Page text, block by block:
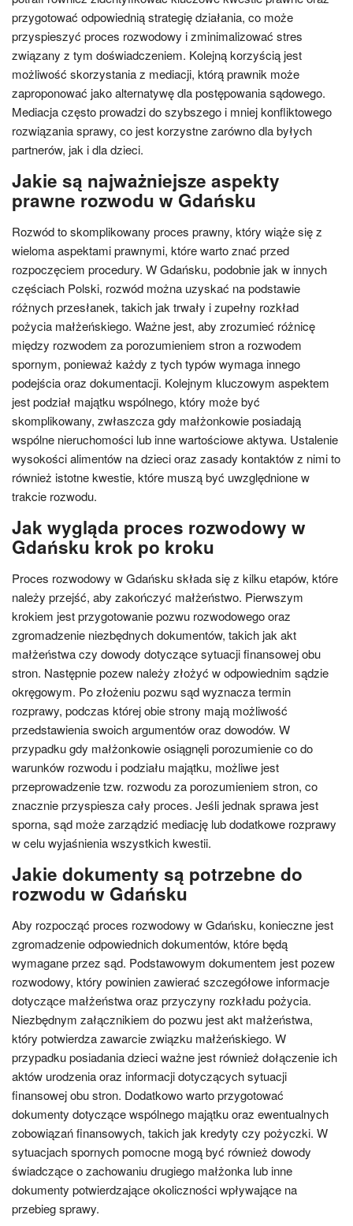
przygotować odpowiednią strategię działania, co może
przyspieszyć proces rozwodowy i zminimalizować stres
związany z tym doświadczeniem. Kolejną korzyścią jest
możliwość skorzystania z mediacji, którą prawnik może
zaproponować jako alternatywę dla postępowania sądowego.
Mediacja często prowadzi do szybszego i mniej konfliktowego
rozwiązania sprawy, co jest korzystne zarówno dla byłych
partnerów, jak i dla dzieci.
Jakie są najważniejsze aspekty
prawne rozwodu w Gdańsku
Rozwód to skomplikowany proces prawny, który wiąże się z
wieloma aspektami prawnymi, które warto znać przed
rozpoczęciem procedury. W Gdańsku, podobnie jak w innych
częściach Polski, rozwód można uzyskać na podstawie
różnych przesłanek, takich jak trwały i zupełny rozkład
pożycia małżeńskiego. Ważne jest, aby zrozumieć różnicę
między rozwodem za porozumieniem stron a rozwodem
spornym, ponieważ każdy z tych typów wymaga innego
podejścia oraz dokumentacji. Kolejnym kluczowym aspektem
jest podział majątku wspólnego, który może być
skomplikowany, zwłaszcza gdy małżonkowie posiadają
wspólne nieruchomości lub inne wartościowe aktywa. Ustalenie
wysokości alimentów na dzieci oraz zasady kontaktów z nimi to
również istotne kwestie, które muszą być uwzględnione w
trakcie rozwodu.
Jak wygląda proces rozwodowy w
Gdańsku krok po kroku
Proces rozwodowy w Gdańsku składa się z kilku etapów, które
należy przejść, aby zakończyć małżeństwo. Pierwszym
krokiem jest przygotowanie pozwu rozwodowego oraz
zgromadzenie niezbędnych dokumentów, takich jak akt
małżeństwa czy dowody dotyczące sytuacji finansowej obu
stron. Następnie pozew należy złożyć w odpowiednim sądzie
okręgowym. Po złożeniu pozwu sąd wyznacza termin
rozprawy, podczas której obie strony mają możliwość
przedstawienia swoich argumentów oraz dowodów. W
przypadku gdy małżonkowie osiągnęli porozumienie co do
warunków rozwodu i podziału majątku, możliwe jest
przeprowadzenie tzw. rozwodu za porozumieniem stron, co
znacznie przyspiesza cały proces. Jeśli jednak sprawa jest
sporna, sąd może zarządzić mediację lub dodatkowe rozprawy
w celu wyjaśnienia wszystkich kwestii.
Jakie dokumenty są potrzebne do
rozwodu w Gdańsku
Aby rozpocząć proces rozwodowy w Gdańsku, konieczne jest
zgromadzenie odpowiednich dokumentów, które będą
wymagane przez sąd. Podstawowym dokumentem jest pozew
rozwodowy, który powinien zawierać szczegółowe informacje
dotyczące małżeństwa oraz przyczyny rozkładu pożycia.
Niezbędnym załącznikiem do pozwu jest akt małżeństwa,
który potwierdza zawarcie związku małżeńskiego. W
przypadku posiadania dzieci ważne jest również dołączenie ich
aktów urodzenia oraz informacji dotyczących sytuacji
finansowej obu stron. Dodatkowo warto przygotować
dokumenty dotyczące wspólnego majątku oraz ewentualnych
zobowiązań finansowych, takich jak kredyty czy pożyczki. W
sytuacjach spornych pomocne mogą być również dowody
świadczące o zachowaniu drugiego małżonka lub inne
dokumenty potwierdzające okoliczności wpływające na
przebieg sprawy.